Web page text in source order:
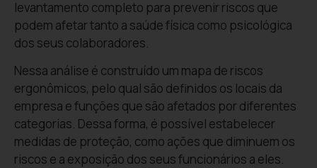
levantamento completo para prevenir riscos que
podem afetar tanto a saúde física como psicológica
dos seus colaboradores.
Nessa análise é construído um mapa de riscos
ergonômicos, pelo qual são definidos os locais da
empresa e funções que são afetados por diferentes
categorias. Dessa forma, é possível estabelecer
medidas de proteção, como ações que diminuem os
riscos e a exposição dos seus funcionários a eles.